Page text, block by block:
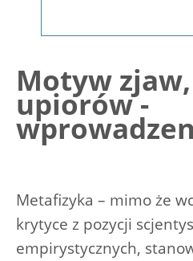
Motyw
upiorów -
Metafizyka – mimo że
krytyce z pozycji
empirystycznych,